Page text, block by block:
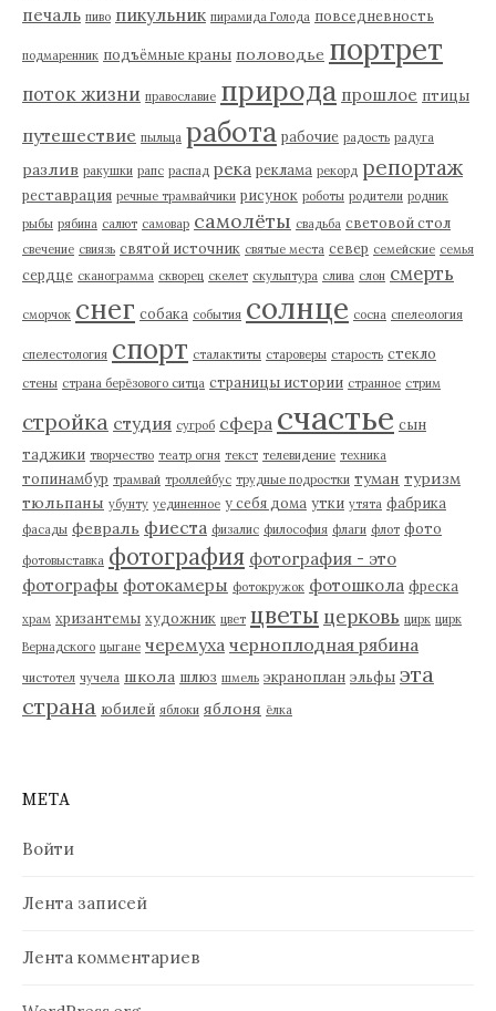
печаль пиво пикульник пирамида Голода повседневность
подмаренник подъёмные краны половодье портрет
поток жизни православие природа прошлое птицы
путешествие пыльца работа рабочие радость радуга
разлив ракушки рапс распад река реклама рекорд репортаж
реставрация речные трамвайчики рисунок роботы родители родник
рыбы рябина салют самовар самолёты свадьба световой стол
свечение свиязь святой источник святые места север семейские семья
сердце сканограмма скворец скелет скульптура слива слон смерть
сморчок снег собака события солнце сосна спелеология
спелестология спорт сталактиты староверы старость стекло
стены страна берёзового ситца страницы истории странное стрим
стройка студия сугроб сфера счастье сын
таджики творчество театр огня текст телевидение техника
топинамбур трамвай троллейбус трудные подростки туман туризм
тюльпаны убунту уединенное у себя дома утки утята фабрика
фасады февраль фиеста физалис философия флаги флот фото
фотовыставка фотография фотография - это
фотографы фотокамеры фотокружок фотошкола фреска
храм хризантемы художник цвет цветы церковь цирк цирк
Вернадского цыгане черемуха черноплодная рябина
чистотел чучела школа шлюз шмель экраноплан эльфы эта
страна юбилей яблоки яблоня ёлка
МЕТА
Войти
Лента записей
Лента комментариев